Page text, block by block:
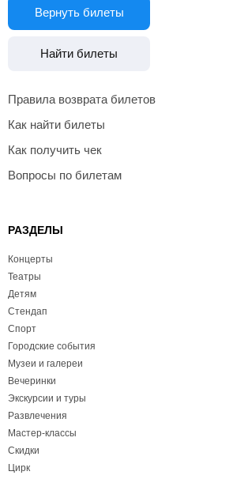
Вернуть билеты
Найти билеты
Правила возврата билетов
Как найти билеты
Как получить чек
Вопросы по билетам
РАЗДЕЛЫ
Концерты
Театры
Детям
Стендап
Спорт
Городские события
Музеи и галереи
Вечеринки
Экскурсии и туры
Развлечения
Мастер-классы
Скидки
Цирк